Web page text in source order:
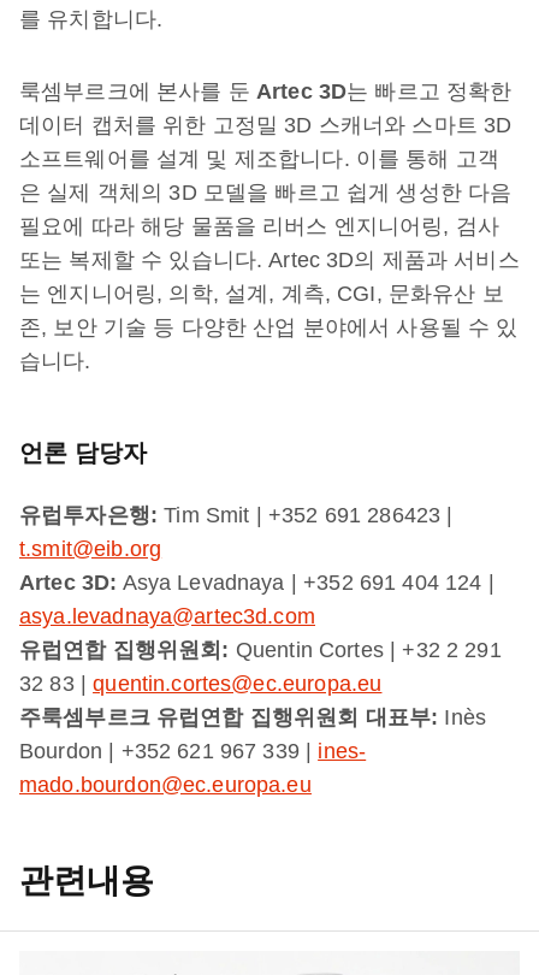
를 유치합니다.
룩셈부르크에 본사를 둔 Artec 3D는 빠르고 정확한
데이터 캡처를 위한 고정밀 3D 스캐너와 스마트 3D
소프트웨어를 설계 및 제조합니다. 이를 통해 고객
은 실제 객체의 3D 모델을 빠르고 쉽게 생성한 다음
필요에 따라 해당 물품을 리버스 엔지니어링, 검사
또는 복제할 수 있습니다. Artec 3D의 제품과 서비스
는 엔지니어링, 의학, 설계, 계측, CGI, 문화유산 보
존, 보안 기술 등 다양한 산업 분야에서 사용될 수 있
습니다.
언론 담당자
유럽투자은행: Tim Smit | +352 691 286423 |
t.smit@eib.org
Artec 3D: Asya Levadnaya | +352 691 404 124 |
asya.levadnaya@artec3d.com
유럽연합 집행위원회: Quentin Cortes | +32 2 291
32 83 |quentin.cortes@ec.europa.eu
주룩셈부르크 유럽연합 집행위원회 대표부: Inès
Bourdon | +352 621 967 339 | ines-
mado.bourdon@ec.europa.eu
관련내용